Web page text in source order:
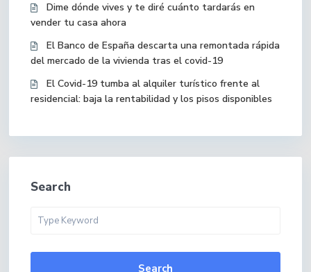
Dime dónde vives y te diré cuánto tardarás en
vender tu casa ahora
El Banco de España descarta una remontada rápida
del mercado de la vivienda tras el covid-19
El Covid-19 tumba al alquiler turístico frente al
residencial: baja la rentabilidad y los pisos disponibles
Search
Search